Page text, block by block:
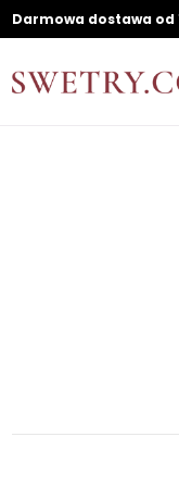
Darmowa dostawa od